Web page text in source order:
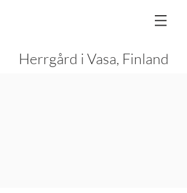
Herrgård i Vasa, Finland